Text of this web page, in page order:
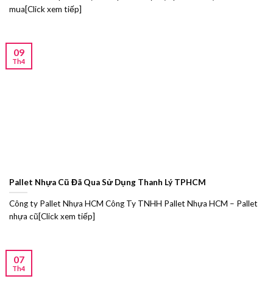
mua[Click xem tiếp]
Pallet Nhựa Cũ Đã Qua Sử Dụng Thanh Lý TPHCM
Công ty Pallet Nhựa HCM Công Ty TNHH Pallet Nhựa HCM – Pallet
nhựa cũ[Click xem tiếp]
09
Th4
07
Th4